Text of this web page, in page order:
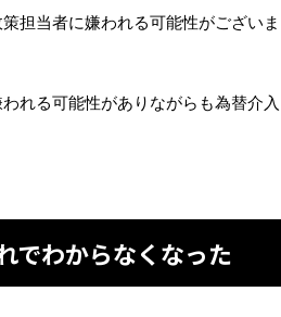
担当者に嫌われる可能性がございま
れる可能性がありながらも為替介入
でわからなくなった